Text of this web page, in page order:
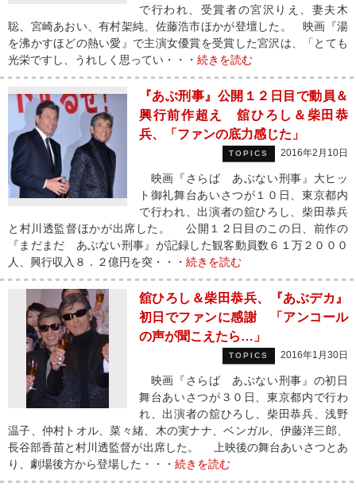
で行われ、受賞者の宮沢りえ、妻夫木
聡、宮崎あおい、有村架純、佐藤浩市ほかが登壇した。 映画『湯
を沸かすほどの熱い愛』で主演女優賞を受賞した宮沢は、「とても
光栄ですし、うれしく思ってい・・・ 続きを読む
『あぶ刑事』公開１２日目で動員＆
興行前作超え 舘ひろし＆柴田恭
兵、「ファンの底力感じた」
TOPICS 2016年2月10日
映画『さらば あぶない刑事』大ヒッ
ト御礼舞台あいさつが１０日、東京都内
で行われ、出演者の舘ひろし、柴田恭兵
と村川透監督ほかが出席した。 公開１２日目のこの日、前作の
『まだまだ あぶない刑事』が記録した観客動員数６１万２０００
人、興行収入８．２億円を突・・・ 続きを読む
舘ひろし＆柴田恭兵、『あぶデカ』
初日でファンに感謝 「アンコール
の声が聞こえたら…」
TOPICS 2016年1月30日
映画『さらば あぶない刑事』の初日
舞台あいさつが３０日、東京都内で行わ
れ、出演者の舘ひろし、柴田恭兵、浅野
温子、仲村トオル、菜々緒、木の実ナナ、ベンガル、伊藤洋三郎、
長谷部香苗と村川透監督が出席した。 上映後の舞台あいさつとあ
り、劇場後方から登場した・・・ 続きを読む